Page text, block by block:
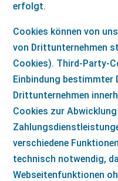
erfolgt.
Cookies können von
von Drittunternehmen
Cookies). Third-Party-
Einbindung bestimmter
Drittunternehmen
Cookies zur
verschiedene
technisch notwendig,
Webseitenfunktionen